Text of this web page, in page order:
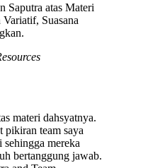
Saputra atas Materi
Suasana
materi dahsyatnya.
pikiran team saya
mereka
bertanggung jawab.